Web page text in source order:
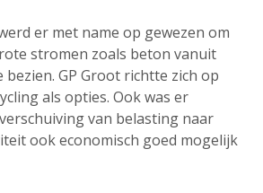
er met name op gewezen om
stromen zoals beton vanuit
bezien. GP Groot richtte zich op
als opties. Ook was er
van belasting naar
ook economisch goed mogelijk